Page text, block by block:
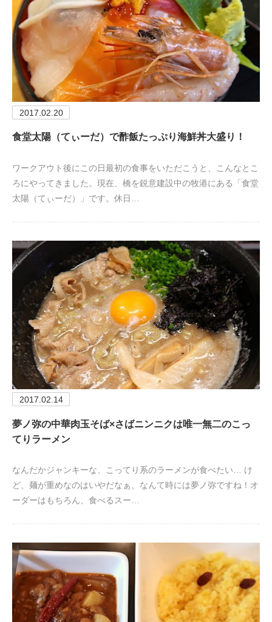
2017.02.20
食堂太陽（てぃーだ）で酢飯たっぷり海鮮丼大盛り！
ワークアウト後にこの日最初の食事をいただこうと、こんなとこ
ろにやってきました。現在、橋を鋭意建設中の牧港にある「食堂
太陽（てぃーだ）」です。休日…
2017.02.14
夢ノ弥の中華肉玉そば×さばニンニクは唯一無二のこっ
てりラーメン
なんだかジャンキーな、こってり系のラーメンが食べたい… け
ど、麺が重めなのはいやだなぁ、なんて時には夢ノ弥ですね！オ
ーダーはもちろん、食べるスー…